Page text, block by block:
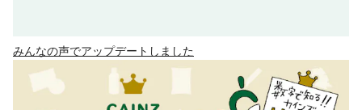
みんなの声でアップデートしました